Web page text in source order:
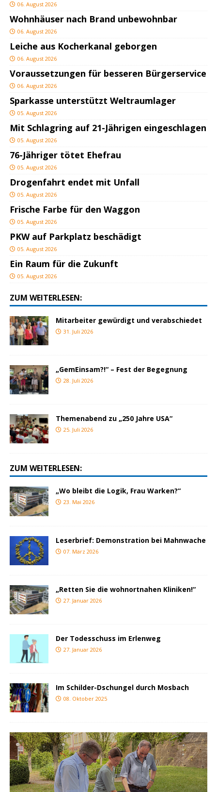
06. August 2026
Wohnhäuser nach Brand unbewohnbar
06. August 2026
Leiche aus Kocherkanal geborgen
06. August 2026
Voraussetzungen für besseren Bürgerservice
06. August 2026
Sparkasse unterstützt Weltraumlager
05. August 2026
Mit Schlagring auf 21-Jährigen eingeschlagen
05. August 2026
76-Jähriger tötet Ehefrau
05. August 2026
Drogenfahrt endet mit Unfall
05. August 2026
Frische Farbe für den Waggon
05. August 2026
PKW auf Parkplatz beschädigt
05. August 2026
Ein Raum für die Zukunft
05. August 2026
ZUM WEITERLESEN:
Mitarbeiter gewürdigt und verabschiedet
31. Juli 2026
„GemEinsam?!“ – Fest der Begegnung
28. Juli 2026
Themenabend zu „250 Jahre USA“
25. Juli 2026
ZUM WEITERLESEN:
„Wo bleibt die Logik, Frau Warken?“
23. Mai 2026
Leserbrief: Demonstration bei Mahnwache
07. März 2026
„Retten Sie die wohnortnahen Kliniken!“
27. Januar 2026
Der Todesschuss im Erlenweg
27. Januar 2026
Im Schilder-Dschungel durch Mosbach
08. Oktober 2025